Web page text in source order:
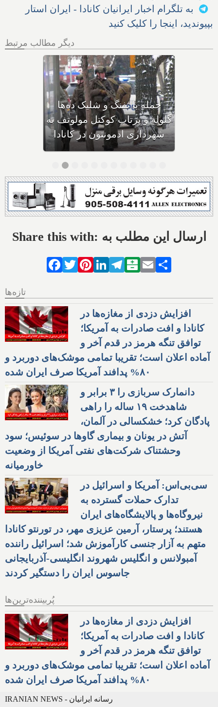
به تلگرام اخبار ایرانیان کانادا - ایران استار
بپیوندید، اینجا را کلیک کنید
دیگر مطالب مرتبط
بهداشت کانادا: این داروی
کودکان، ماست و چیا، را
مصرف نکنید و این تشک نیز
احتمال خفگی دارد
Share this with: ارسال این مطلب به
Facebook
TwitterPinterestLinkedIn
Telegram
Balatarin
Email
تازه‌ها
افزایش دزدی از مغازه‌ها در
کانادا و افت صادرات به آمریکا؛
توافق تنگه هرمز در قدم آخر و
آماده اعلان است؛ تقریبا تمامی موشک‌های دوربرد و
۸۰% پدافند آمریکا صرف ایران شده
دانمارک سربازی را ۳ برابر و
شاهدخت ۱۹ ساله را راهی
پادگان کرد؛ خشکسالی در آلمان،
آتش در یونان و بیماری گاوها در سوئیس؛ سود
وحشتناک شرکت‌های نفتی آمریکا از وضعیت
خاورمیانه
سی‌بی‌اس: آمریکا و اسرائیل در
تدارک حملات گسترده به
نیروگاه‌ها و پالایشگاه‌های ایران
هستند؛ پرستار، آرمین عزیزی مهر، در تورنتو کانادا
متهم به آزار جنسی کارآموزش شد؛ اسرائیل راننده
آمبولانس و انگلیس شهروند انگلیسی-آذربایجانی
جاسوس ایران را دستگیر کردند
پُربیننده‌ترین‌ها
افزایش دزدی از مغازه‌ها در
کانادا و افت صادرات به آمریکا؛
توافق تنگه هرمز در قدم آخر و
آماده اعلان است؛ تقریبا تمامی موشک‌های دوربرد و
۸۰% پدافند آمریکا صرف ایران شده
IRANIAN NEWS - رسانه ایرانیان